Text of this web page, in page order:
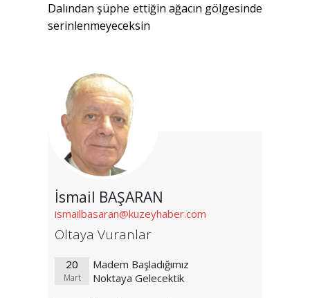
Dalından şüphe ettiğin ağacın gölgesinde
serinlenmeyeceksin
İsmail BAŞARAN
ismailbasaran@kuzeyhaber.com
Oltaya Vuranlar
20
Mart
Madem Başladığımız
Noktaya Gelecektik